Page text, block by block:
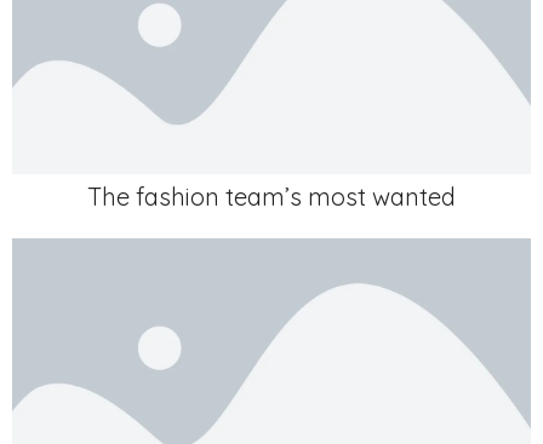
The fashion team’s most wanted